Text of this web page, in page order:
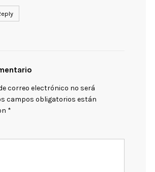
correo electrónico no será
campos obligatorios están
*